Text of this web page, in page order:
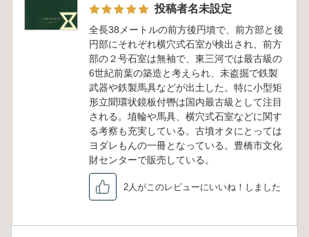
投稿者名未設定
全長38メートルの前方後円墳で、前方部と後
円部にそれぞれ横穴式石室が検出され、前方
部の２号石室は無袖で、東三河では最古級の
6世紀前葉の築造と考えられ、未盗掘で鉄製
武器や鉄製馬具などが出土した。特に小型矩
形立聞環状鏡板付轡は国内最古級として注目
される。埴輪や馬具、横穴式石室などに関す
る考察も充実している。古墳オタにとっては
ヨダレもんの一冊となっている。豊橋市文化
財センターで販売している。
2人がこのレビューにいいね！しました